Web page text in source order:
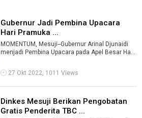
Gubernur Jadi Pembina Upacara
Hari Pramuka ...
MOMENTUM, Mesuji--Gubernur Arinal Djunaidi
menjadi Pembina Upacara pada Apel Besar Hari
27 Okt 2022, 1011 Views
Dinkes Mesuji Berikan Pengobatan
Gratis Penderita TBC ...